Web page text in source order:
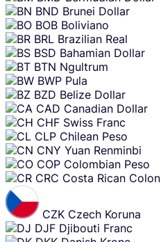
BND Brunei Dollar
BOB Boliviano
BRL Brazilian Real
BSD Bahamian Dollar
BTN Ngultrum
BWP Pula
BZD Belize Dollar
CAD Canadian Dollar
CHF Swiss Franc
CLP Chilean Peso
CNY Yuan Renminbi
COP Colombian Peso
CRC Costa Rican Colon
CZK Czech Koruna
DJF Djibouti Franc